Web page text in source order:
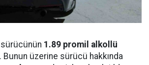
sürücünün 1.89 promil alkollü
üzerine sürücü hakkında